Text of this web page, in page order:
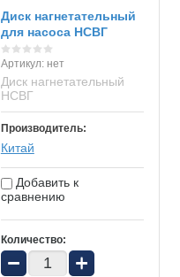
Диск нагнетательный
для насоса НСВГ
Артикул:нет
Диск нагнетательный
НСВГ
Производитель:
Китай
Добавить к
сравнению
Количество:
− +